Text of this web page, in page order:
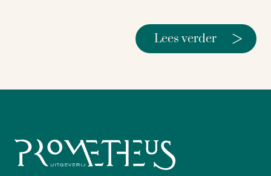
Lees verder >